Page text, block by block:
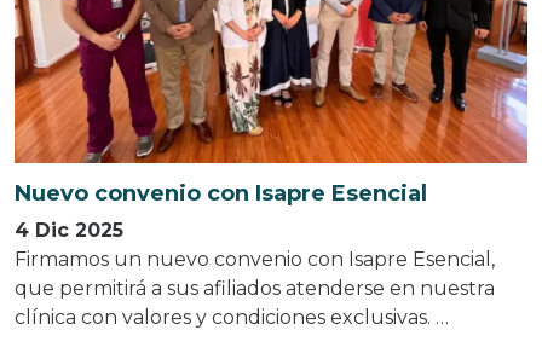
Nuevo convenio con Isapre Esencial
4 Dic 2025
Firmamos un nuevo convenio con Isapre Esencial,
que permitirá a sus afiliados atenderse en nuestra
clínica con valores y condiciones exclusivas. …